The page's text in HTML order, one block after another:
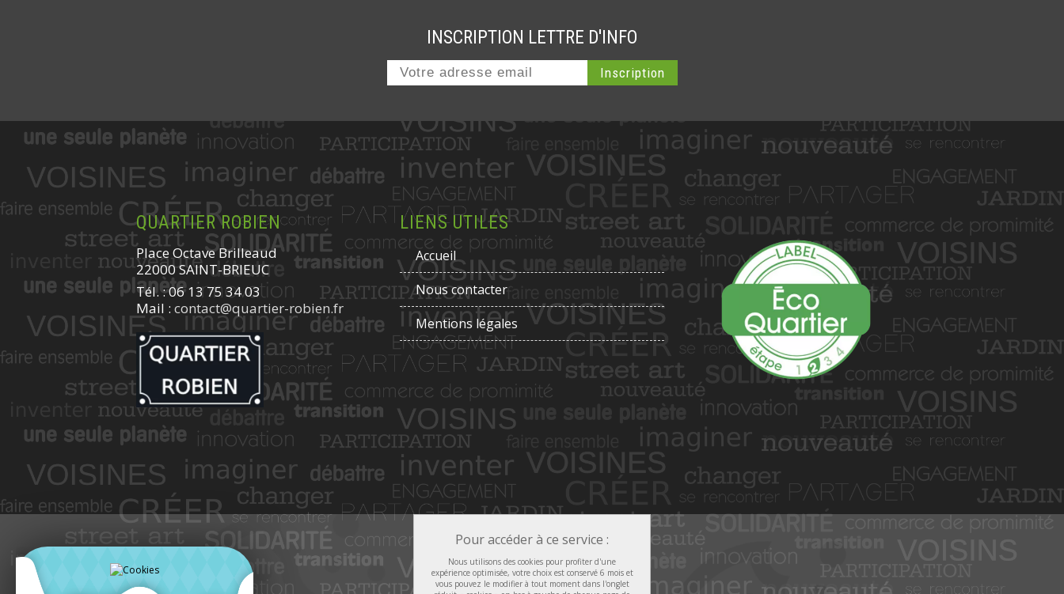
INSCRIPTION LETTRE D'INFO
QUARTIER ROBIEN
Place Octave Brilleaud
22000 SAINT-BRIEUC
Tél. : 06 13 75 34 03
Mail : contact@quartier-robien.fr
LIENS UTILES
Accueil
Nous contacter
Mentions légales
Pour accéder à ce service :
Nous utilisons des cookies pour profiter d'une
expérience optimisée, votre choix est conservé 6 mois et
vous pouvez le modifier à tout moment dans l'onglet